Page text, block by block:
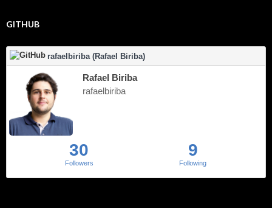
GITHUB
rafaelbiriba (Rafael Biriba)
Rafael Biriba
rafaelbiriba
30
Followers
9
Following